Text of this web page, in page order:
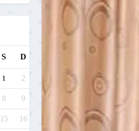
S D
1 2
8 9
15 16